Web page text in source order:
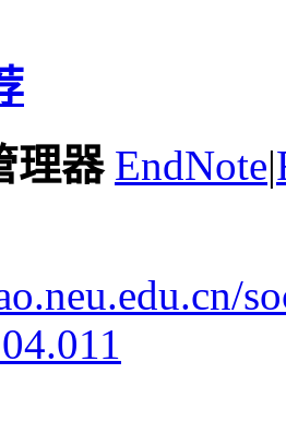
理器 EndNote|